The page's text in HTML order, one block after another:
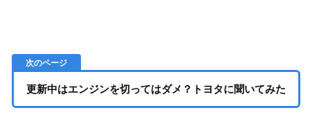
更新中はエンジンを切ってはダメ？トヨタに聞いてみた